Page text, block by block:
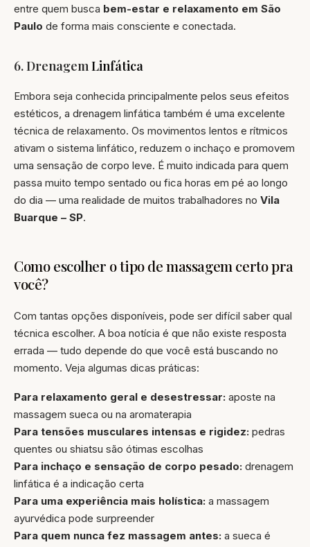
entre quem busca bem-estar e relaxamento em São
Paulo de forma mais consciente e conectada.
6. Drenagem Linfática
Embora seja conhecida principalmente pelos seus efeitos
estéticos, a drenagem linfática também é uma excelente
técnica de relaxamento. Os movimentos lentos e rítmicos
ativam o sistema linfático, reduzem o inchaço e promovem
uma sensação de corpo leve. É muito indicada para quem
passa muito tempo sentado ou fica horas em pé ao longo
do dia — uma realidade de muitos trabalhadores no Vila
Buarque – SP.
Comoescolher o tipo de massagem certo pra
você?
Com tantas opções disponíveis, pode ser difícil saber qual
técnica escolher. A boa notícia é que não existe resposta
errada — tudo depende do que você está buscando no
momento. Veja algumas dicas práticas:
Para relaxamento geral e desestressar: aposte na
massagem sueca ou na aromaterapia
Para tensões musculares intensas e rigidez: pedras
quentes ou shiatsu são ótimas escolhas
Para inchaço e sensação de corpo pesado: drenagem
linfática é a indicação certa
Para uma experiência mais holística: a massagem
ayurvédica pode surpreender
Para quem nunca fez massagem antes: a sueca é